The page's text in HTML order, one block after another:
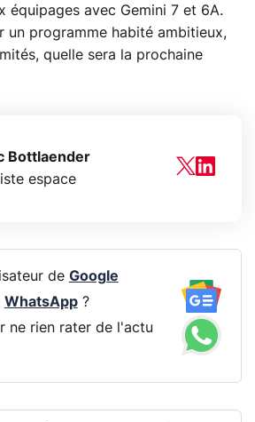
équipages avec Gemini 7 et 6A.
un programme habité ambitieux,
quelle sera la prochaine
Bottlaender
espace
de Google
WhatsApp?
ne rien rater de l'actu